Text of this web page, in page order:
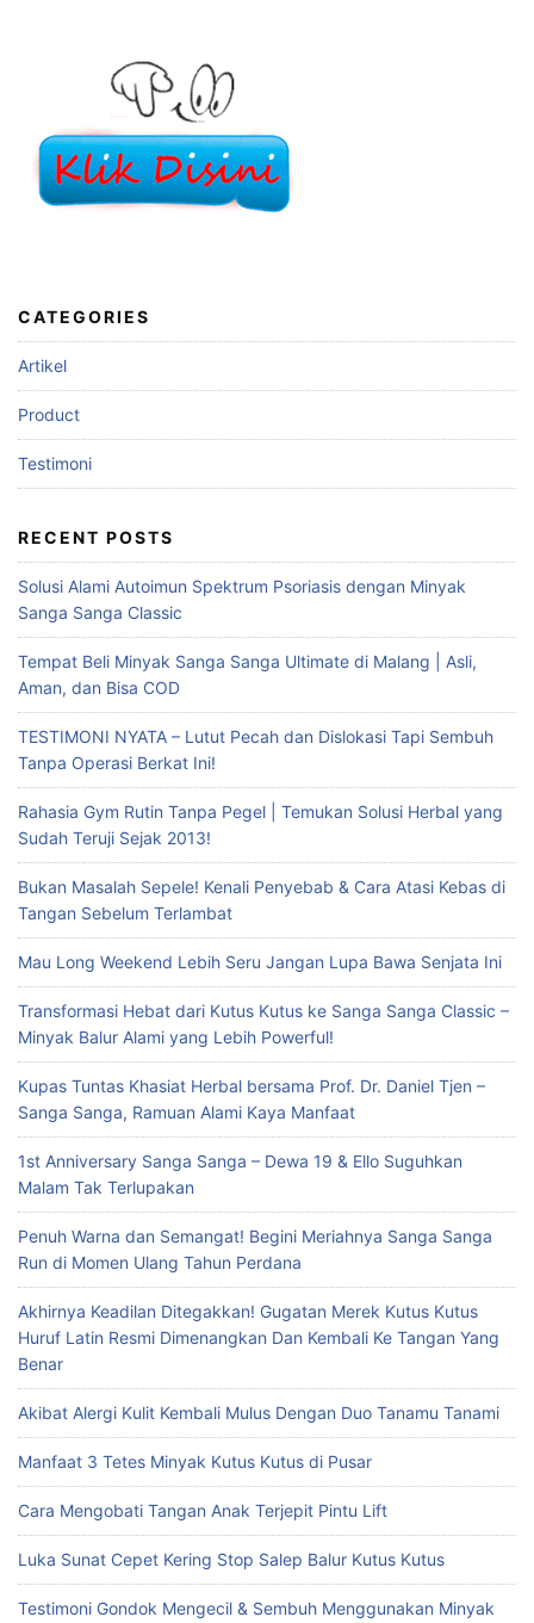
CATEGORIES
Artikel
Product
Testimoni
RECENT POSTS
Solusi Alami Autoimun Spektrum Psoriasis dengan Minyak
Sanga Sanga Classic
Tempat Beli Minyak Sanga Sanga Ultimate di Malang | Asli,
Aman, dan Bisa COD
TESTIMONI NYATA – Lutut Pecah dan Dislokasi Tapi Sembuh
Tanpa Operasi Berkat Ini!
Rahasia Gym Rutin Tanpa Pegel | Temukan Solusi Herbal yang
Sudah Teruji Sejak 2013!
Bukan Masalah Sepele! Kenali Penyebab & Cara Atasi Kebas di
Tangan Sebelum Terlambat
Mau Long Weekend Lebih Seru Jangan Lupa Bawa Senjata Ini
Transformasi Hebat dari Kutus Kutus ke Sanga Sanga Classic –
Minyak Balur Alami yang Lebih Powerful!
Kupas Tuntas Khasiat Herbal bersama Prof. Dr. Daniel Tjen –
Sanga Sanga, Ramuan Alami Kaya Manfaat
1st Anniversary Sanga Sanga – Dewa 19 & Ello Suguhkan
Malam Tak Terlupakan
Penuh Warna dan Semangat! Begini Meriahnya Sanga Sanga
Run di Momen Ulang Tahun Perdana
Akhirnya Keadilan Ditegakkan! Gugatan Merek Kutus Kutus
Huruf Latin Resmi Dimenangkan Dan Kembali Ke Tangan Yang
Benar
Akibat Alergi Kulit Kembali Mulus Dengan Duo Tanamu Tanami
Manfaat 3 Tetes Minyak Kutus Kutus di Pusar
Cara Mengobati Tangan Anak Terjepit Pintu Lift
Luka Sunat Cepet Kering Stop Salep Balur Kutus Kutus
Testimoni Gondok Mengecil & Sembuh Menggunakan Minyak